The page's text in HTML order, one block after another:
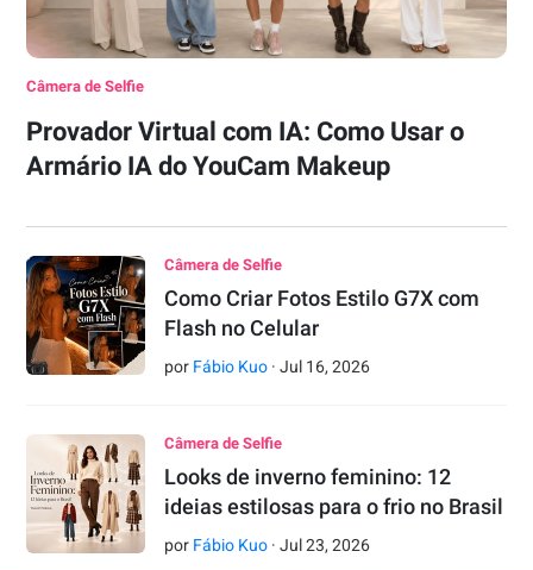
Câmera de Selfie
Provador Virtual com IA: Como Usar o
Armário IA do YouCam Makeup
Câmera de Selfie
Como Criar Fotos Estilo G7X com
Flash no Celular
por Fábio Kuo ·Jul 16,2026
Câmera de Selfie
Looks de inverno feminino: 12
ideias estilosas para o frio no Brasil
por Fábio Kuo ·Jul 23,2026